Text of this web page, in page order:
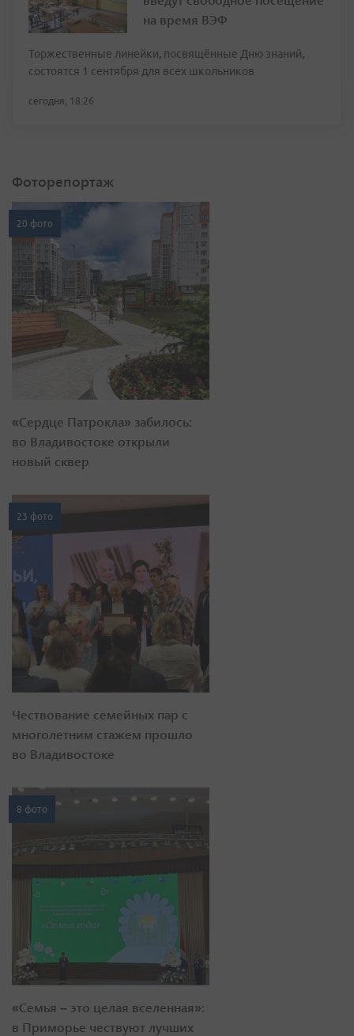
на время ВЭФ
Торжественные линейки, посвящённые Дню знаний,
состоятся 1 сентября для всех школьников
сегодня, 18:26
Фоторепортаж
20 фото
«Сердце Патрокла» забилось:
во Владивостоке открыли
новый сквер
23 фото
Чествование семейных пар с
многолетним стажем прошло
во Владивостоке
8 фото
«Семья – это целая вселенная»:
в Приморье чествуют лучших